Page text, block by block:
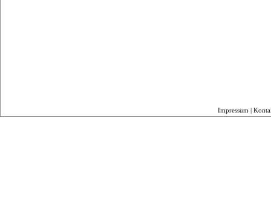
Impressum |